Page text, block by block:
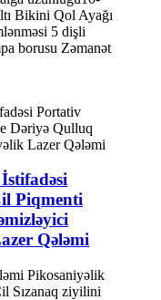
Bikini Qol Ayağı
5 dişli
borusu Zəmanət
Piqmenti
Qələmi
Pikosaniyəlik
Sızanaq ziyilini